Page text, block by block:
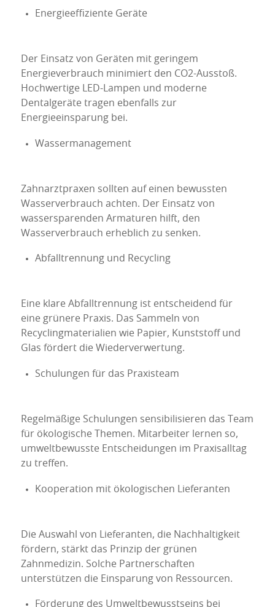
Energieeffiziente Geräte
Der Einsatz von Geräten mit geringem
Energieverbrauch minimiert den CO2-Ausstoß.
Hochwertige LED-Lampen und moderne
Dentalgeräte tragen ebenfalls zur
Energieeinsparung bei.
Wassermanagement
Zahnarztpraxen sollten auf einen bewussten
Wasserverbrauch achten. Der Einsatz von
wassersparenden Armaturen hilft, den
Wasserverbrauch erheblich zu senken.
Abfalltrennung und Recycling
Eine klare Abfalltrennung ist entscheidend für
eine grünere Praxis. Das Sammeln von
Recyclingmaterialien wie Papier, Kunststoff und
Glas fördert die Wiederverwertung.
Schulungen für das Praxisteam
Regelmäßige Schulungen sensibilisieren das Team
für ökologische Themen. Mitarbeiter lernen so,
umweltbewusste Entscheidungen im Praxisalltag
zu treffen.
Kooperation mit ökologischen Lieferanten
Die Auswahl von Lieferanten, die Nachhaltigkeit
fördern, stärkt das Prinzip der grünen
Zahnmedizin. Solche Partnerschaften
unterstützen die Einsparung von Ressourcen.
Förderung des Umweltbewusstseins bei